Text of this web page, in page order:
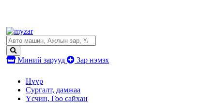
Миний зарууд Зар нэмэх
Нүүр
Сургалт, дамжаа
Үсчин, Гоо сайхан